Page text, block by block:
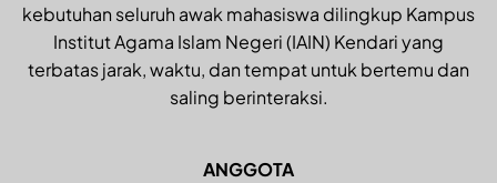
kebutuhan seluruh awak mahasiswa dilingkup Kampus
Institut Agama Islam Negeri (IAIN) Kendari yang
terbatas jarak, waktu, dan tempat untuk bertemu dan
saling berinteraksi.
ANGGOTA